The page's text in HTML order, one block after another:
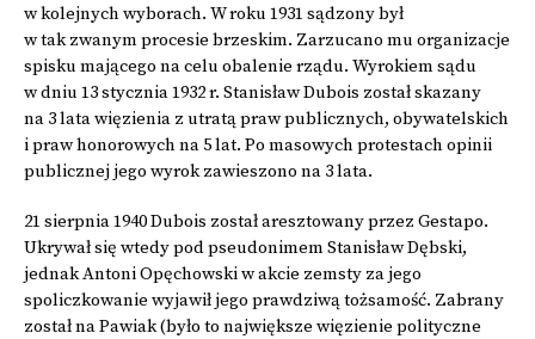
w kolejnych wyborach. W roku 1931 sądzony był
w tak zwanym procesie brzeskim. Zarzucano mu organizacje
spisku mającego na celu obalenie rządu. Wyrokiem sądu
w dniu 13 stycznia 1932 r. Stanisław Dubois został skazany
na 3 lata więzienia z utratą praw publicznych, obywatelskich
i praw honorowych na 5 lat. Po masowych protestach opinii
publicznej jego wyrok zawieszono na 3 lata.
21 sierpnia 1940 Dubois został aresztowany przez Gestapo.
Ukrywał się wtedy pod pseudonimem Stanisław Dębski,
jednak Antoni Opęchowski w akcie zemsty za jego
spoliczkowanie wyjawił jego prawdziwą tożsamość. Zabrany
został na Pawiak (było to największe więzienie polityczne